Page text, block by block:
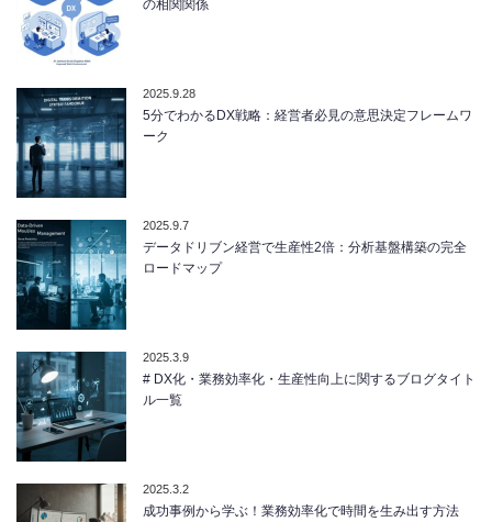
の相関関係
2025.9.28
5分でわかるDX戦略：経営者必見の意思決定フレームワ
ーク
2025.9.7
データドリブン経営で生産性2倍：分析基盤構築の完全
ロードマップ
2025.3.9
# DX化・業務効率化・生産性向上に関するブログタイト
ル一覧
2025.3.2
成功事例から学ぶ！業務効率化で時間を生み出す方法